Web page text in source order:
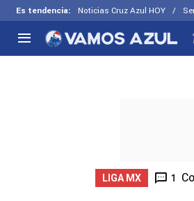
Es tendencia: Noticias Cruz Azul HOY
Selección
LIGA MX 1